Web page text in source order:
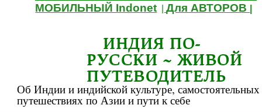
МОБИЛЬНЫЙ Indonet |Для АВТОРОВ
ИНДИЯ ПО-
РУССКИ ~ ЖИВОЙ
ПУТЕВОДИТЕЛЬ
Об Индии и индийской культуре, самостоятельных
путешествиях по Азии и пути к себе